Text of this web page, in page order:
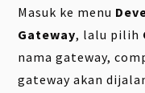
Masuk ke menu
Gateway, lalu pilih
nama gateway,
gateway akan